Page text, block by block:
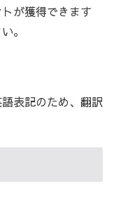
が獲得できます
。
表記のため、翻訳